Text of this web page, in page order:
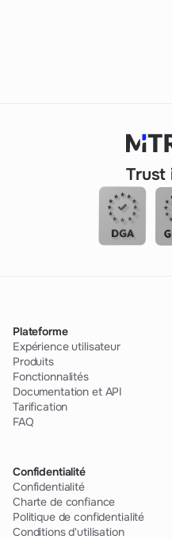
Trust
Plateforme
Expérience utilisateur
Produits
Fonctionnalités
Documentation et API
Tarification
FAQ
Confidentialité
Confidentialité
Charte de confiance
Politique de confidentialité
Conditions d'utilisation